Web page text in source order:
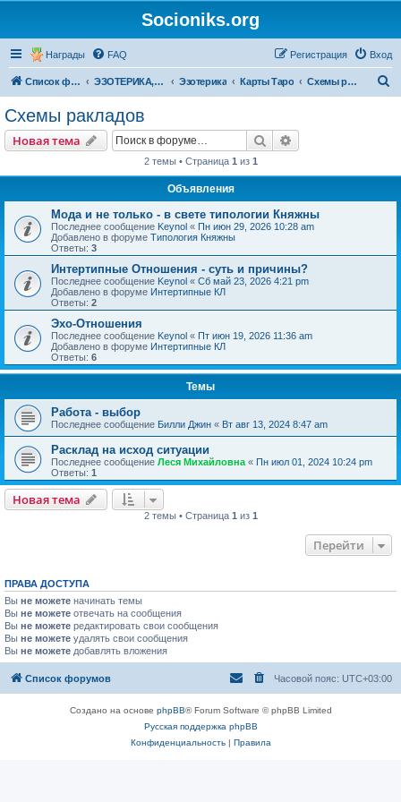
Socioniks.org
Награды FAQ Вход
Регистрация
Список форумов ЭЗОТЕРИКА, РЕЛИГИЯ Эзотерика Карты Таро Схемы ракладов
Схемы ракладов
Новая тема Поиск
2 темы • Страница 1 из 1
Объявления
Мода и не только - в свете типологии Княжны
Последнее сообщение Keynol « Пн июн 29, 2026 10:28 am
Добавлено в форуме Типология Княжны
Ответы: 3
Интертипные Отношения - суть и причины?
Последнее сообщение Keynol « Сб май 23, 2026 4:21 pm
Добавлено в форуме Интертипные КЛ
Ответы: 2
Эхо-Отношения
Последнее сообщение Keynol « Пт июн 19, 2026 11:36 am
Добавлено в форуме Интертипные КЛ
Ответы: 6
Темы
Работа - выбор
Последнее сообщение Билли Джин « Вт авг 13, 2024 8:47 am
Расклад на исход ситуации
Последнее сообщение Леся Михайловна « Пн июл 01, 2024 10:24 pm
Ответы: 1
Новая тема
2 темы • Страница 1 из 1
Перейти
ПРАВА ДОСТУПА
Вы не можете начинать темы
Вы не можете отвечать на сообщения
Вы не можете редактировать свои сообщения
Вы не можете удалять свои сообщения
Вы не можете добавлять вложения
Список форумов Часовой пояс: UTC+03:00
Создано на основе phpBB® Forum Software © phpBB Limited
Русская поддержка phpBB
Конфиденциальность| Правила